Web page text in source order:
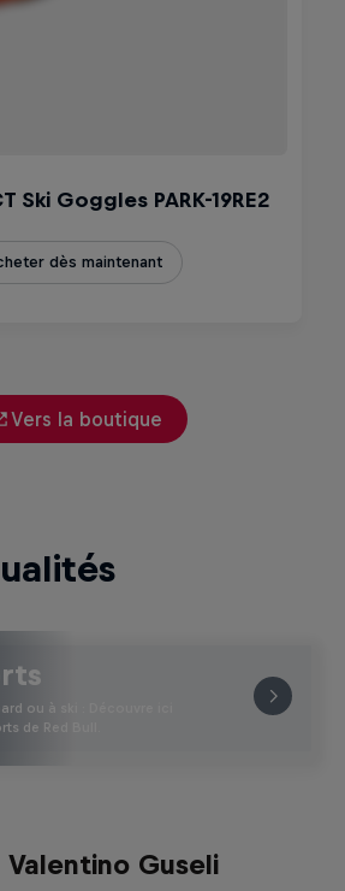
Vers la boutique
ou à ski : Découvre ici
de Red Bull.
Valentino Guseli